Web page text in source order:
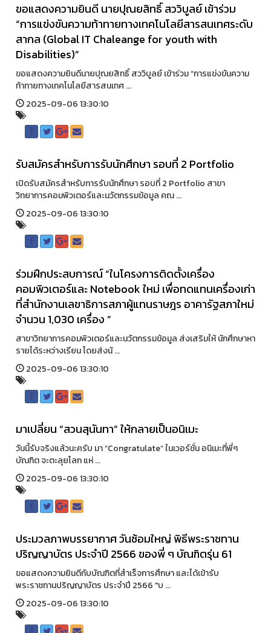
ขอแสดงความยินดี นายปุณยสิทธิ์ สววิบูลย์ เข้าร่วม
“การแข่งขันความท้าทายทางเทคโนโลยีสารสนเทศระดับ
สากล (Global IT Chaleange for youth with
Disabilities)”
ขอแสดงความยินดีนายปุณยสิทธิ์ สววิบูลย์ เข้าร่วม “การแข่งขันความ
ท้าทายทางเทคโนโลยีสารสนเทศ ...
2025-09-06 13:30:10
รับสมัครสำหรับการรับนักศึกษา รอบที่ 2 Portfolio
เปิดรับสมัครสำหรับการรับนักศึกษา รอบที่ 2 Portfolio สาขา
วิทยาการคอมพิวเตอร์และนวัตกรรมข้อมูล คณ ...
2025-09-06 13:30:10
ร่วมฝึกประสบการณ์ “ในโครงการติดตั้งเครื่อง
คอมพิวเตอร์และ Notebook ใหม่ เพื่อทดแทนเครื่องเก่า
ที่สำนักงานเลขาธิการสภาผู้แทนราษฎร อาคารัฐสภาใหม่
จำนวน 1,030 เครื่อง ”
สาขาวิทยาการคอมพิวเตอร์และนวัตกรรมข้อมูล ส่งเสริมให้ นักศึกษาหา
รายได้ระหว่างเรียน โดยส่งนั ...
2025-09-06 13:30:10
มาเปลี่ยน “สวนสุนันทา” ให้กลายเป็นอนิเมะ
วันนี้รับจริงแล้วนะครับ มา “Congratulate” ในเวอร์ชั่น อนิเมะที่พี่ๆ
บัณฑิต จะตะลุยโลก แห่ ...
2025-09-06 13:30:10
ประมวลภาพบรรยากาศ วันซ้อมใหญ่ พิธีพระราชทาน
ปริญญาบัตร ประจำปี 2566 ของพี่ ๆ บัณฑิตรุ่น 61
ขอแสดงความยินดีกับบัณฑิตที่สำเร็จการศึกษา และได้เข้ารับ
พระราชทานปริญญาบัตร ประจำปี 2566 "บ ...
2025-09-06 13:30:10